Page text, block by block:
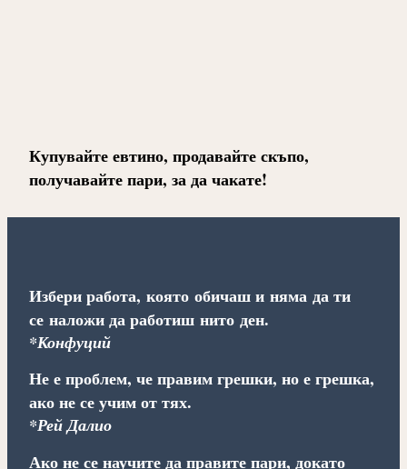
Купувайте евтино, продавайте скъпо,
получавайте пари, за да чакате!
Избери работа, която обичаш и няма да ти
се наложи да работиш нито ден.
*Конфуций
Не е проблем, че правим грешки, но е грешка,
ако не се учим от тях.
*Рей Далио
Ако не се научите да правите пари, докато